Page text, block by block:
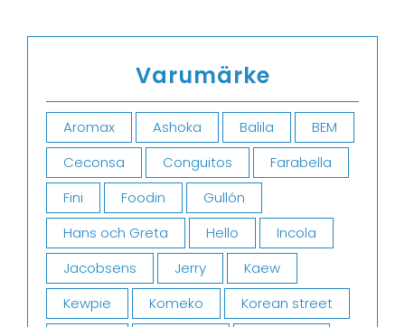
Varumärke
Aromax Ashoka Balila
BEM
Ceconsa
Conguitos
Farabella
Fini
Foodin
Gullón
Hans och Greta
Hello
Incola
Jacobsens
Jerry
Kaew
Kewpie
Komeko
Korean street